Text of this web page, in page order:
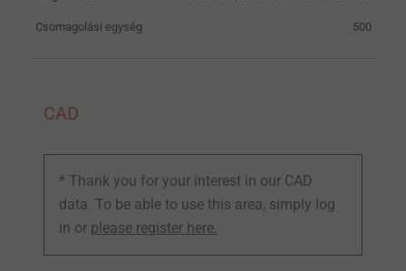
Csomagolási egység 500
CAD
* Thank you for your interest in our CAD
data. To be able to use this area, simply log
in or please register here.